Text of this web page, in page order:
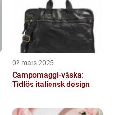
02 mars 2025
Campomaggi-väska:
Tidlös italiensk design